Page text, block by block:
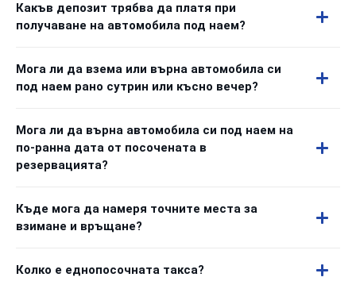
Какъв депозит трябва да платя при
получаване на автомобила под наем?
Мога ли да взема или върна автомобила си
под наем рано сутрин или късно вечер?
Мога ли да върна автомобила си под наем на
по-ранна дата от посочената в
резервацията?
Къде мога да намеря точните места за
взимане и връщане?
Колко е еднопосочната такса?